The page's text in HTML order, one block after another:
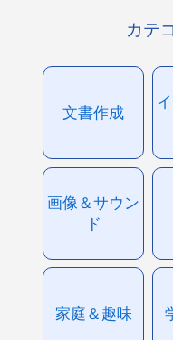
カテ
文書作成
画像＆サウン
ド
家庭＆趣味